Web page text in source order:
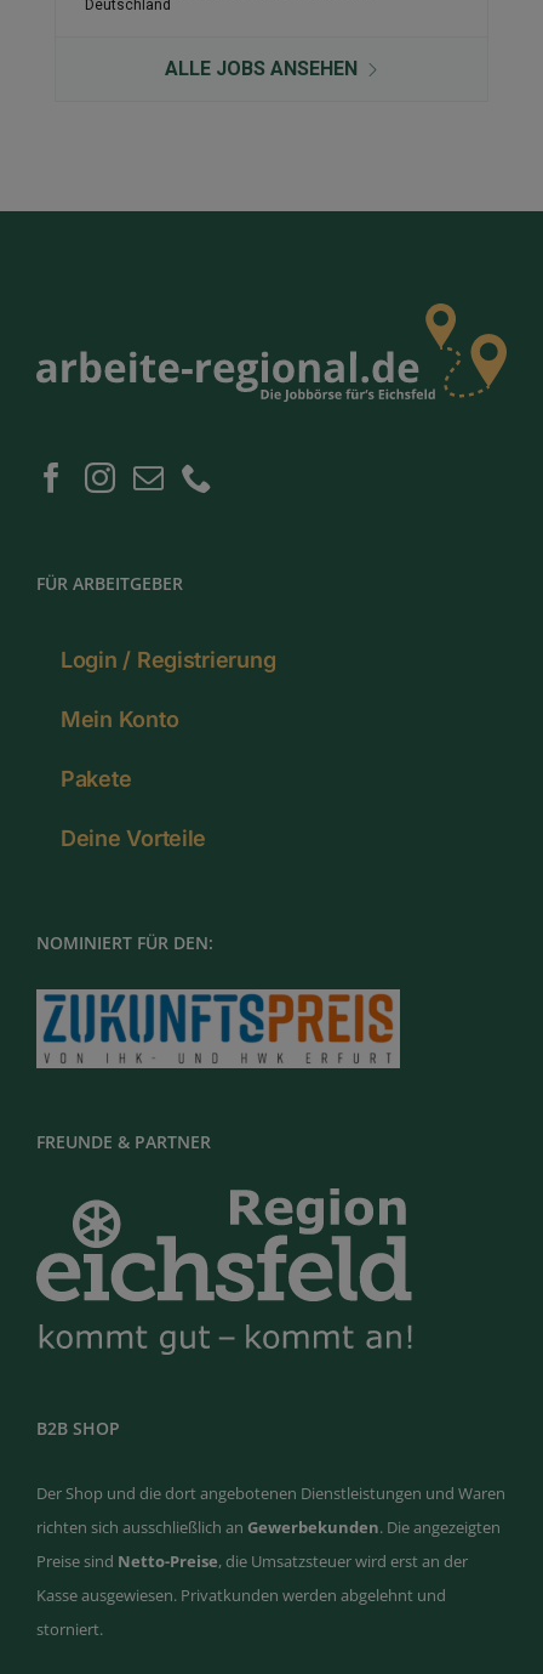
Deutschland
ALLE JOBS ANSEHEN
FÜR ARBEITGEBER
Login / Registrierung
Mein Konto
Pakete
Deine Vorteile
NOMINIERT FÜR DEN:
FREUNDE & PARTNER
B2B SHOP
Der Shop und die dort angebotenen Dienstleistungen und Waren
richten sich ausschließlich an Gewerbekunden. Die angezeigten
Preise sind Netto-Preise, die Umsatzsteuer wird erst an der
Kasse ausgewiesen. Privatkunden werden abgelehnt und
storniert.